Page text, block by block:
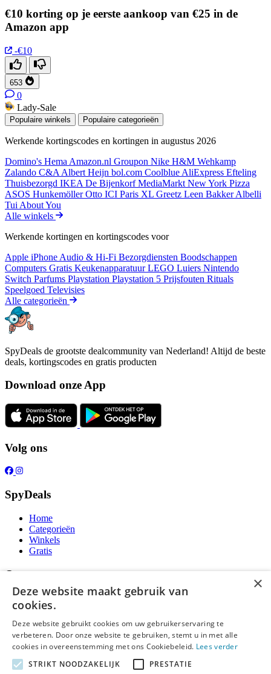
€10 korting op je eerste aankoop van €25 in de
Amazon app
-€10
653
0
Lady-Sale
Populaire winkels Populaire categorieën
Werkende kortingscodes en kortingen in augustus 2026
Domino's Hema Amazon.nl Groupon Nike H&M Wehkamp
Zalando C&A Albert Heijn bol.com Coolblue AliExpress Efteling
Thuisbezorgd IKEA De BijenkorfMediaMarkt New York Pizza
ASOS HunkemöllerOtto ICI Paris XL Greetz Leen BakkerAlbelli
Tui About You
Alle winkels
Werkende kortingen en kortingscodes voor
Apple iPhone Audio & Hi-Fi Bezorgdiensten Boodschappen
Computers Gratis KeukenapparatuurLEGO Luiers Nintendo
Switch Parfums Playstation Playstation 5 Prijsfouten Rituals
Speelgoed Televisies
Alle categorieën
SpyDeals de grootste dealcommunity van Nederland! Altijd de beste
deals, kortingscodes en gratis producten
Download onze App
Volg ons
SpyDeals
Home
Categorieën
Winkels
Gratis
Over ons
Over ons
Contact
Publicatieregels
Legal
Privacy
×
Deze website maakt gebruik van
cookies.
Deze website gebruikt cookies om uw gebruikerservaring te
verbeteren. Door onze website te gebruiken, stemt u in met alle
cookies in overeenstemming met ons Cookiebeleid. Lees verder
STRIKT NOODZAKELIJK
PRESTATIE